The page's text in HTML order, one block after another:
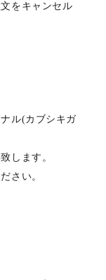
をキャンセル
ル(カブシキガ
します。
さい。